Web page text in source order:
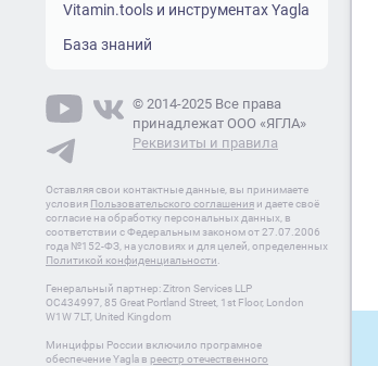
Vitamin.tools и инструментах Yagla
База знаний
© 2014-2025 Все права
принадлежат ООО «ЯГЛА»
Реквизиты и правила
Оставляя свои контактные данные, вы принимаете
условия Пользовательского соглашения и даете своё
согласие на обработку персональных данных, в
соответствии с Федеральным законом от 27.07.2006
года №152-ФЗ, на условиях и для целей, определенных
Политикой конфиденциальности
Генеральный партнер: Zitron Services LLP
OC434997, 85 Great Portland Street, 1st Floor, London
W1W 7LT, United Kingdom
Минцифры России включило програмное
обеспечение Yagla в реестр отечественного